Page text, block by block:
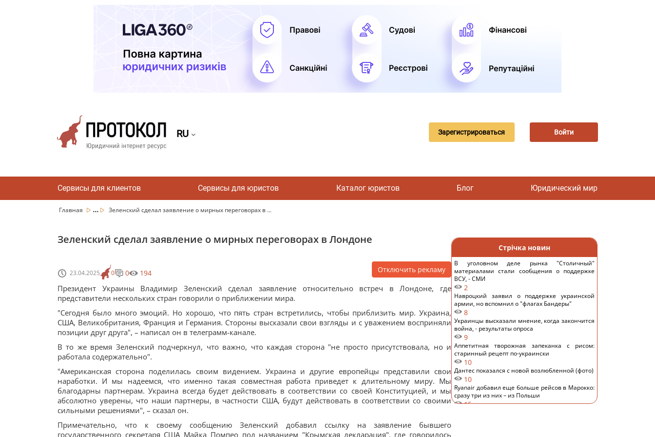
RU Зарегистрироваться Войти
Сервисы для клиентов Сервисы для юристов Каталог юристов Блог Юридический мир
Главная ... Зеленский сделал заявление о мирных переговорах в ...
Зеленский сделал заявление о мирных переговорах в Лондоне
23.04.2025 0 0 194 Отключить рекламу
Президент Украины Владимир Зеленский сделал заявление относительно встреч в Лондоне, где
представители нескольких стран говорили о приближении мира.
"Сегодня было много эмоций. Но хорошо, что пять стран встретились, чтобы приблизить мир. Украина,
США, Великобритания, Франция и Германия. Стороны высказали свои взгляды и с уважением восприняли
позиции друг друга", – написал он в телеграмм-канале.
В то же время Зеленский подчеркнул, что важно, что каждая сторона "не просто присутствовала, но и
работала содержательно".
"Американская сторона поделилась своим видением. Украина и другие европейцы представили свои
наработки. И мы надеемся, что именно такая совместная работа приведет к длительному миру. Мы
благодарны партнерам. Украина всегда будет действовать в соответствии со своей Конституцией, и мы
абсолютно уверены, что наши партнеры, в частности США, будут действовать в соответствии со своими
сильными решениями", – сказал он.
Примечательно, что к своему сообщению Зеленский добавил ссылку на заявление бывшего
государственного секретаря США Майка Помпео под названием "Крымская декларация", где говорилось
Стрічка новин
В уголовном деле рынка "Столичный"
материалами стали сообщения о поддержке
ВСУ, - СМИ
2
Навроцкий заявил о поддержке украинской
армии, но вспомнил о "флагах Бандеры"
8
Украинцы высказали мнение, когда закончится
война, - результаты опроса
9
Аппетитная творожная запеканка с рисом:
старинный рецепт по-украински
10
Дантес показался с новой возлюбленной (фото)
10
Ryanair добавил еще больше рейсов в Марокко:
сразу три из них – из Польши
15